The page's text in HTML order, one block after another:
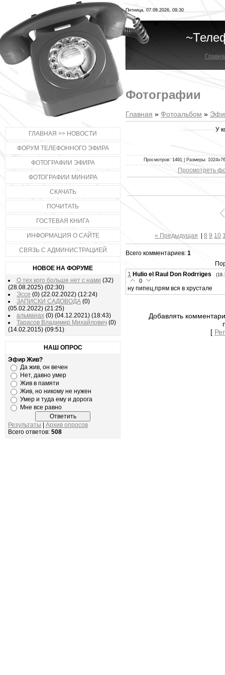
ГЛАВНАЯ >> НОВОСТИ
ФОРУМ ТЕЛЕФОННОГО ЭФИРА
ФОТОГРАФИИ ЭФИРА
ФОТОГРАФИИ МИНИРА
СКАЧАТЬ
ПОЧИТАТЬ
ГОСТЕВАЯ КНИГА
ИНФОРМАЦИЯ О САЙТЕ
СВЯЗЬ С АДМИНИСТРАЦИЕЙ
НОВОЕ НА ФОРУМЕ
О тех кого больше нет с нами (32)
(28.08.2025) (02:30)
Эссе (0) (22.02.2022) (12:24)
ЗАПИСКИ САДОВОДА (0)
(05.02.2022) (21:25)
альманах (0) (04.12.2021) (18:43)
Тарасов Владимир Михайлович (0)
(14.02.2015) (09:51)
НАШ ОПРОС
Эфир Жив?
Да жив, он вечен
Нет, давно умер
Жив в памяти
Жив, но никому не нужен
Умер и туда ему и дорога
Мне все равно
Результаты
Архив опросов
Всего ответов: 508
Пятница, 07.08.2026, 09:30
Фотографии
Главная » Фотоальбом »
У
Просмотров: 1491 | Размеры:
Просмотреть
« Предыдущая 8 9 10
Всего комментариев: 1
1 Hulio el Raul Don Rodrriges
0
ну пипец,прям вся в хрустале
Добавлять
[